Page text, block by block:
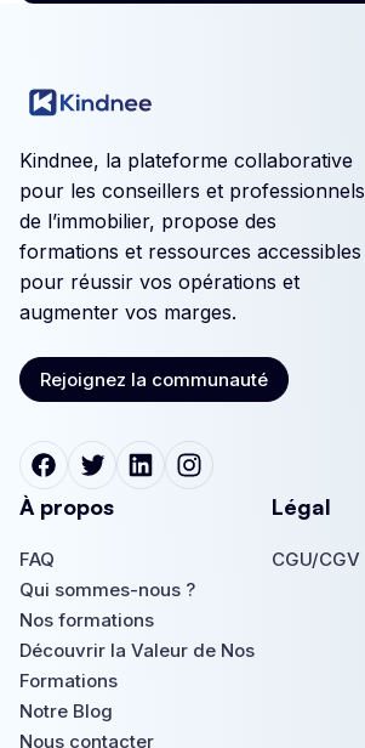
Kindnee, la plateforme collaborative
pour les conseillers et professionnels
de l’immobilier, propose des
formations et ressources accessibles
pour réussir vos opérations et
augmenter vos marges.
Rejoignez la communauté
Rejoignez la communauté
À propos
FAQ
FAQ
Qui sommes-nous ?
Qui sommes-nous ?
Nos formations
Nos formations
Découvrir la Valeur de Nos
Formations
Découvrir la Valeur de Nos
Formations
Notre Blog
Notre Blog
Nous contacter
Légal
CGU/CGV